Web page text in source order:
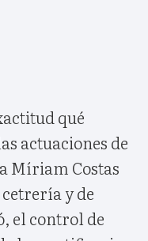
qué
actuaciones de
Míriam Costas
y de
el control de